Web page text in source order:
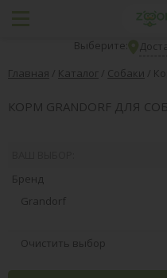
Выберите:
Главная / Каталог / Собаки /
КОРМ GRANDORF ДЛЯ
Бренд
Grandorf
Очистить выбор